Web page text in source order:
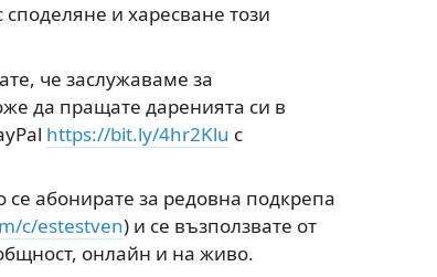
и харесване този
че заслужаваме за
да пращате даренията си в
https://bit.ly/4hr2Klu с
се абонирате за редовна подкрепа
c/estestven) и се възползвате от
онлайн и на живо.